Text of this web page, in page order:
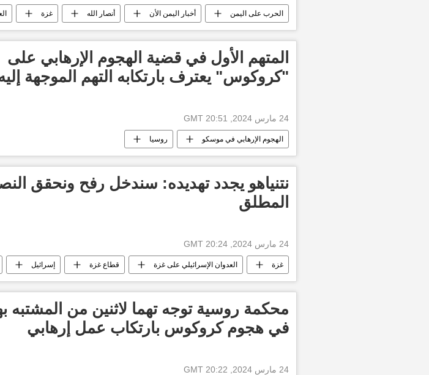
الحرب على اليمن أخبار اليمن الأن أنصار الله غزة
قطاع غزة السعودية أخبار السعودية اليوم بريطانيا
أخبار إسرائيل اليوم إسرائيل أخبار العالم الآن
المتهم الأول في قضية الهجوم الإرهابي على
"كروكوس" يعترف بارتكابه التهم الموجهة
24 مارس 2024, 20:51 GMT
الهجوم الإرهابي في موسكو روسيا
نتنياهو يجدد تهديده: سندخل رفح ونحقق
المطلق
24 مارس 2024, 20:24 GMT
غزة العدوان الإسرائيلي على غزة قطاع غزة إسرائيل
بنيامين نتنياهو أخبار فلسطين اليوم حركة حماس العالم
محكمة روسية توجه تهما لاثنين من المشتبه
في هجوم كروكوس بارتكاب عمل إرهابي
24 مارس 2024, 20:22 GMT